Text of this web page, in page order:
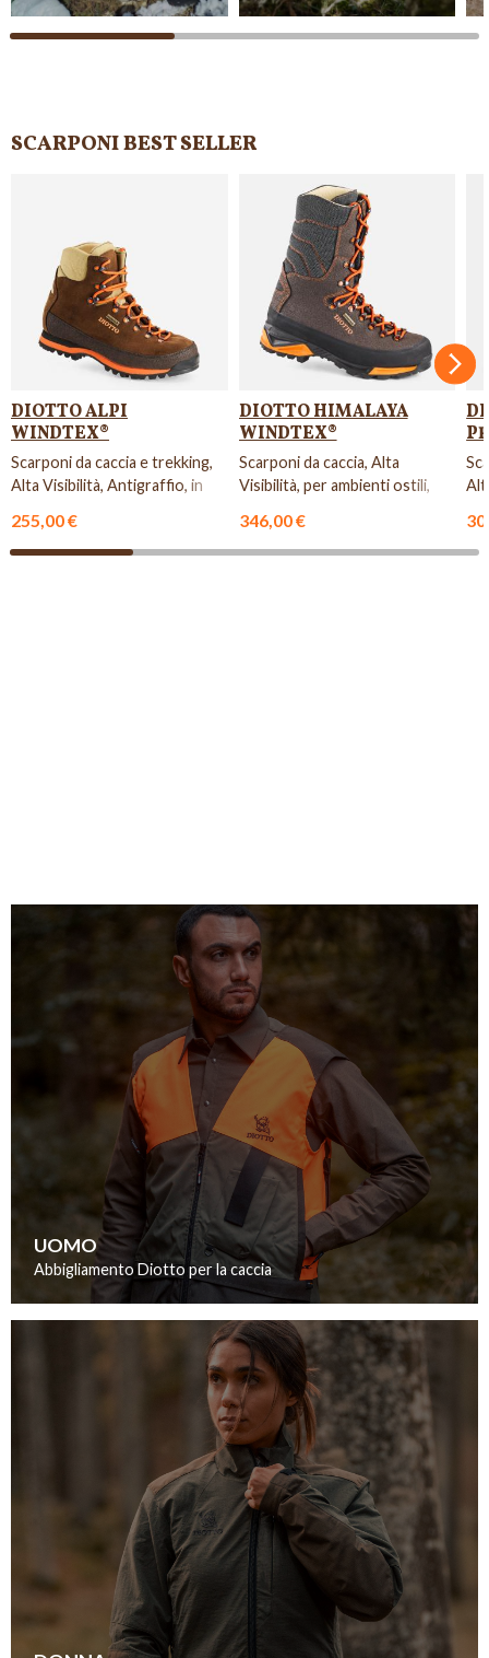
SCARPONI BEST SELLER
DIOTTO ALPI
WINDTEX®
Scarponi da caccia e trekking,
Alta Visibilità, Antigraffio, in
255,00 €
DIOTTO HIMALAYA
WINDTEX®
Scarponi da caccia, Alta
Visibilità, per ambienti ostili,
346,00 €
UOMO
Abbigliamento Diotto per la caccia